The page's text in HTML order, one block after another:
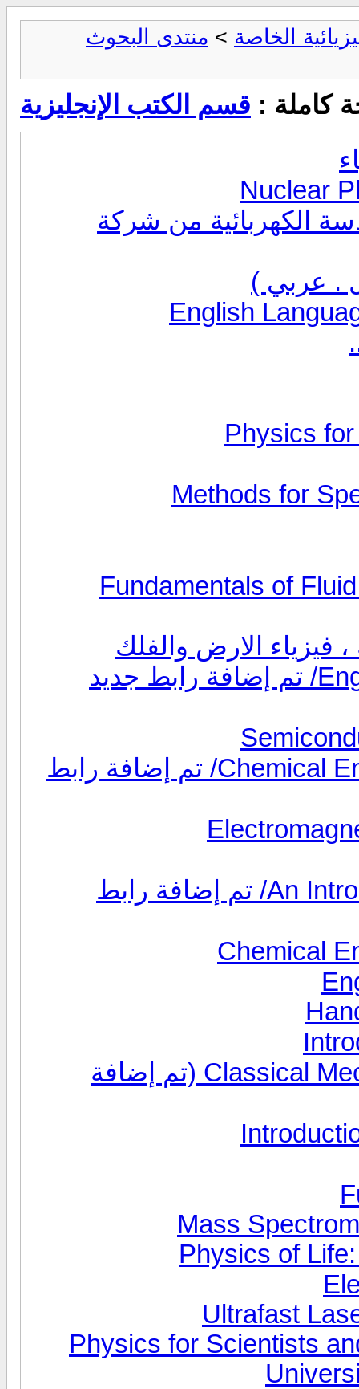
الخاصة > منتدى البحوث
كاملة : قسم الكتب الإنجليزية
الكهربائية من شركة
ل . عربي )
Physics
كتاب " أساسيات ميكانيكا الموائع " Fundamentals of Fluid
فيزياء الارض والفلك
كتاب Chemical Engineering Fluid Mechanics/ تم إضافة رابط
كتاب An Introduction to Nuclear Physics/ تم إضافة رابط
كتاب الميكانيكا الكلاسيكية Classical Mechanics (تم إضافة
Mass
Physics of
Ultrafast
Physics for Scientists